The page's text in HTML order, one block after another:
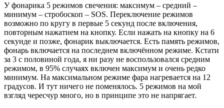
У фонарика 5 режимов свечения: максимум – средний –
минимум – стробоскоп – SOS. Переключение режимов
возможно по кругу в первые 5 секунд после включения,
повторным нажатием на кнопку. Если нажать на кнопку на 6
секунде и позже, фонарик выключается. Есть память режимов,
фонарь включается на последнем включённом режиме. Кстати
за 3 с половиной года, я ни разу не воспользовался средним
режимом, в 95% случаях включен максимум и очень редко
минимум. На максимальном режиме фара нагревается на 12
градусов. И тут ничего не поменялось. 5 режимов на мой
взгляд чересчур много, но в принципе это не напрягает.